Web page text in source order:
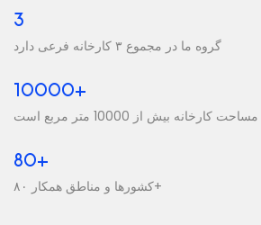
3
گروه ما در مجموع ۳ کارخانه فرعی دارد
10000+
مساحت کارخانه بیش از 10000 متر مربع است
80+
کشورها و مناطق همکار ۸۰+